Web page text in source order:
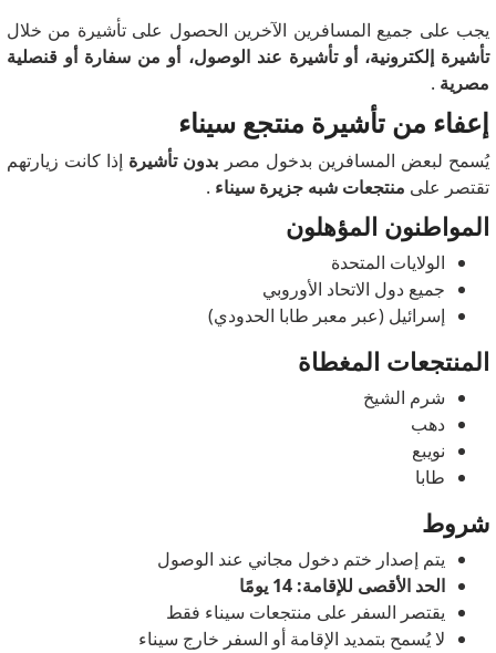
يجب على جميع المسافرين الآخرين الحصول على تأشيرة من خلال
تأشيرة إلكترونية، أو تأشيرة عند الوصول، أو من سفارة أو قنصلية
مصرية .
إعفاء من تأشيرة منتجع سيناء
يُسمح لبعض المسافرين بدخول مصر بدون تأشيرة إذا كانت زيارتهم
تقتصر على منتجعات شبه جزيرة سيناء .
المواطنون المؤهلون
الولايات المتحدة
جميع دول الاتحاد الأوروبي
إسرائيل (عبر معبر طابا الحدودي)
المنتجعات المغطاة
شرم الشيخ
دهب
نويبع
طابا
شروط
يتم إصدار ختم دخول مجاني عند الوصول
الحد الأقصى للإقامة: 14 يومًا
يقتصر السفر على منتجعات سيناء فقط
لا يُسمح بتمديد الإقامة أو السفر خارج سيناء